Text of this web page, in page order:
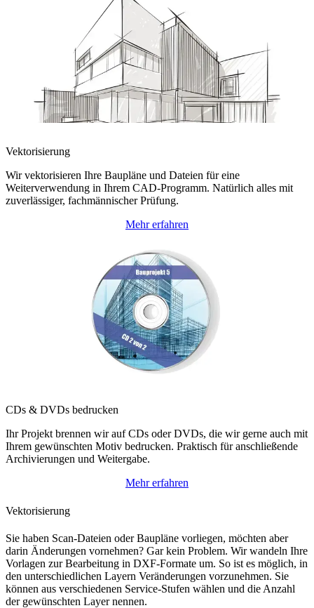
Vektorisierung
Wir vektorisieren Ihre Baupläne und Dateien für eine
Weiterverwendung in Ihrem CAD-Programm. Natürlich alles mit
zuverlässiger, fachmännischer Prüfung.
Mehr erfahren
CDs & DVDs bedrucken
Ihr Projekt brennen wir auf CDs oder DVDs, die wir gerne auch mit
Ihrem gewünschten Motiv bedrucken. Praktisch für anschließende
Archivierungen und Weitergabe.
Mehr erfahren
Vektorisierung
Sie haben Scan-Dateien oder Baupläne vorliegen, möchten aber
darin Änderungen vornehmen? Gar kein Problem. Wir wandeln Ihre
Vorlagen zur Bearbeitung in DXF-Formate um. So ist es möglich, in
den unterschiedlichen Layern Veränderungen vorzunehmen. Sie
können aus verschiedenen Service-Stufen wählen und die Anzahl
der gewünschten Layer nennen.